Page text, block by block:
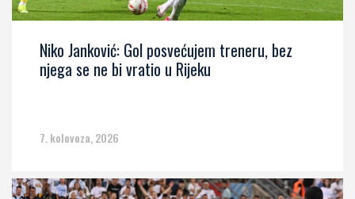
Niko Janković: Gol posvećujem treneru, bez
njega se ne bi vratio u Rijeku
7. kolovoza, 2026